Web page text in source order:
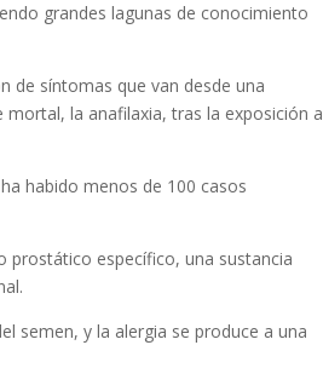
grandes lagunas de conocimiento
de síntomas que van desde una
la anafilaxia, tras la exposición a
habido menos de 100 casos
prostático específico, una sustancia
semen, y la alergia se produce a una